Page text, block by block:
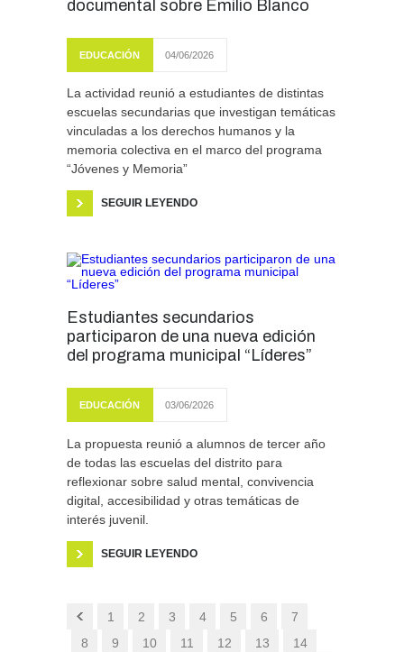
documental sobre Emilio Blanco
EDUCACIÓN 04/06/2026
La actividad reunió a estudiantes de distintas
escuelas secundarias que investigan temáticas
vinculadas a los derechos humanos y la
memoria colectiva en el marco del programa
“Jóvenes y Memoria”
SEGUIR LEYENDO
Estudiantes secundarios
participaron de una nueva edición
del programa municipal “Líderes”
EDUCACIÓN 03/06/2026
La propuesta reunió a alumnos de tercer año
de todas las escuelas del distrito para
reflexionar sobre salud mental, convivencia
digital, accesibilidad y otras temáticas de
interés juvenil.
SEGUIR LEYENDO
1 2 3 4 5 6
7
8
9 10 11 12 13
14